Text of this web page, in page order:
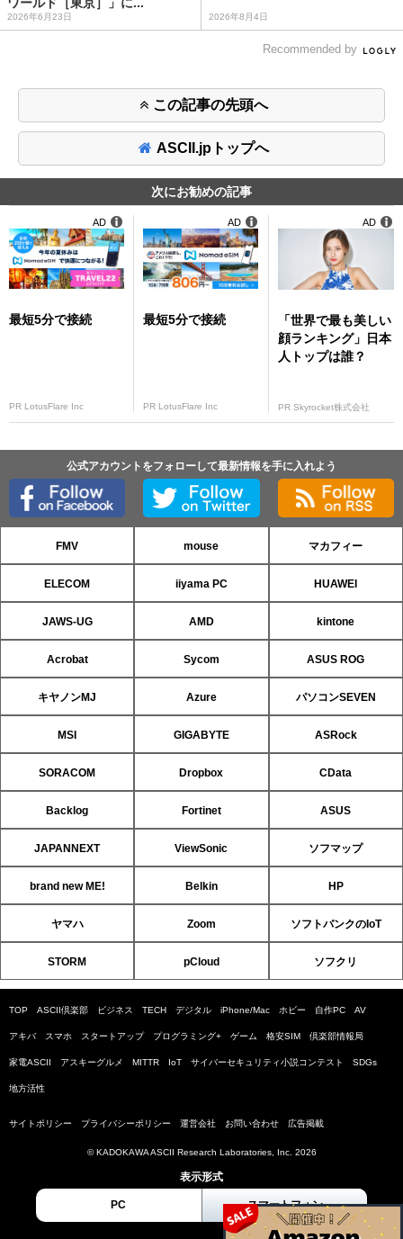
ワールド［東京］」に...
2026年6月23日 2026年8月4日
Recommended by
この記事の先頭へ
ASCII.jpトップへ
次にお勧めの記事
最短5分で接続
PR LotusFlare Inc
AD
最短5分で接続
PR LotusFlare Inc
AD
「世界で最も美しい
顔ランキング」日本
人トップは誰？
PR Skyrocket株式会社
AD
公式アカウントをフォローして最新情報を手に入れよう
FMV mouse マカフィー
ELECOM iiyama PC HUAWEI
JAWS-UG AMD kintone
Acrobat Sycom ASUS ROG
キヤノンMJ Azure パソコンSEVEN
MSI GIGABYTE ASRock
SORACOM Dropbox CData
Backlog Fortinet ASUS
JAPANNEXT ViewSonic ソフマップ
brand new ME! Belkin HP
ヤマハ Zoom ソフトバンクのIoT
STORM pCloud ソフクリ
TOP ASCII倶楽部 ビジネス TECH デジタル iPhone/Mac ホビー 自作PC AV
アキバ スマホ スタートアップ プログラミング+ ゲーム 格安SIM 倶楽部情報局
家電ASCII アスキーグルメ MITTR IoT サイバーセキュリティ小説コンテスト SDGs
地方活性
サイトポリシー プライバシーポリシー 運営会社 お問い合わせ 広告掲載
© KADOKAWA ASCII Research Laboratories, Inc. 2026
表示形式
PC スマートフォン